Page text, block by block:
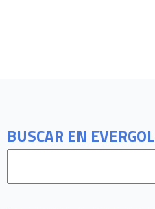
BUSCAR EN EVERGOL